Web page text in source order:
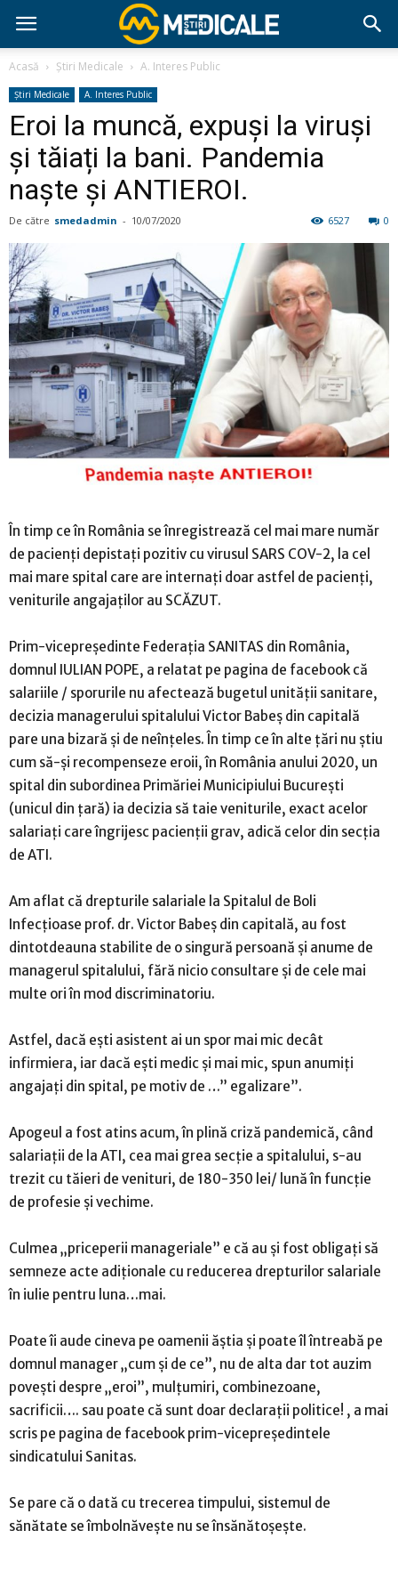
Acasă Știri Medicale A. Interes Public
Știri Medicale A. Interes Public
Eroi la muncă, expuși la viruși
și tăiați la bani. Pandemia
naște și ANTIEROI.
De către smedadmin - 10/07/2020 0
6527
În timp ce în România se înregistrează cel mai mare număr
de pacienți depistați pozitiv cu virusul SARS COV-2, la cel
mai mare spital care are internați doar astfel de pacienți,
veniturile angajaților au SCĂZUT.
Prim-vicepreședinte Federația SANITAS din România,
domnul IULIAN POPE, a relatat pe pagina de facebook că
salariile / sporurile nu afectează bugetul unității sanitare,
decizia managerului spitalului Victor Babeș din capitală
pare una bizară și de neînțeles. În timp ce în alte țări nu știu
cum să-și recompenseze eroii, în România anului 2020, un
spital din subordinea Primăriei Municipiului București
(unicul din țară) ia decizia să taie veniturile, exact acelor
salariați care îngrijesc pacienții grav, adică celor din secția
de ATI.
Am aflat că drepturile salariale la Spitalul de Boli
Infecțioase prof. dr. Victor Babeș din capitală, au fost
dintotdeauna stabilite de o singură persoană și anume de
managerul spitalului, fără nicio consultare și de cele mai
multe ori în mod discriminatoriu.
Astfel, dacă ești asistent ai un spor mai mic decât
infirmiera, iar dacă ești medic și mai mic, spun anumiți
angajați din spital, pe motiv de …” egalizare”.
Apogeul a fost atins acum, în plină criză pandemică, când
salariații de la ATI, cea mai grea secție a spitalului, s-au
trezit cu tăieri de venituri, de 180-350 lei/ lună în funcție
de profesie și vechime.
Culmea „priceperii manageriale” e că au și fost obligați să
semneze acte adiționale cu reducerea drepturilor salariale
în iulie pentru luna…mai.
Poate îi aude cineva pe oamenii ăștia și poate îl întreabă pe
domnul manager „cum și de ce”, nu de alta dar tot auzim
povești despre „eroi”, mulțumiri, combinezoane,
sacrificii…. sau poate că sunt doar declarații politice! , a mai
scris pe pagina de facebook prim-vicepreședintele
sindicatului Sanitas.
Se pare că o dată cu trecerea timpului, sistemul de
sănătate se îmbolnăvește nu se însănătoșește.